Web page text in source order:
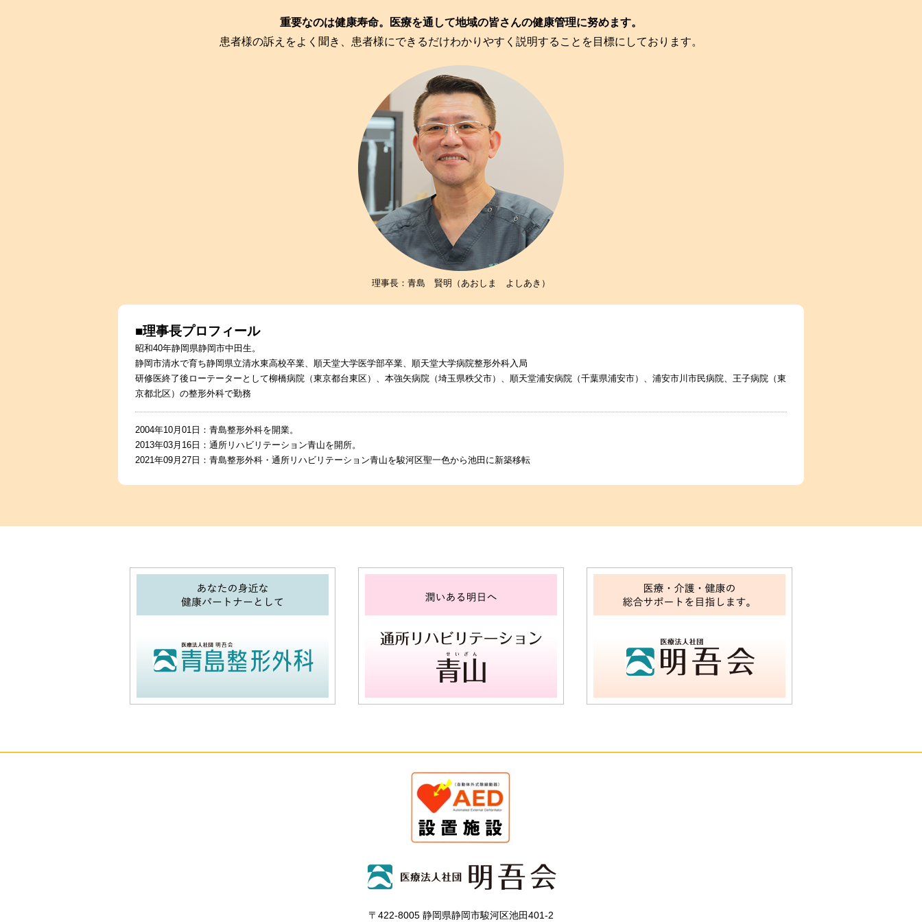
重要なのは健康寿命。医療を通して地域の皆さんの健康管理に努めます。
患者様の訴えをよく聞き、患者様にできるだけわかりやすく説明することを目標にしております。
理事長：青島 賢明 （あおしま よしあき）
■理事長プロフィール
昭和40年静岡県静岡市中田生。
静岡市清水で育ち静岡県立清水東高校卒業、順天堂大学医学部卒業、順天堂大学病院整形外科入局
研修医終了後ローテーターとして柳橋病院（東京都台東区）、本強矢病院（埼玉県秩父市）、順天堂浦安病院（千葉県浦安市）、浦安市川市民病院、王子病院（東
京都北区）の整形外科で勤務
2004年10月01日：青島整形外科を開業。
2013年03月16日：通所リハビリテーション青山を開所。
2021年09月27日：青島整形外科・通所リハビリテーション青山を駿河区聖一色から池田に新築移転
〒422-8005 静岡県静岡市駿河区池田401-2